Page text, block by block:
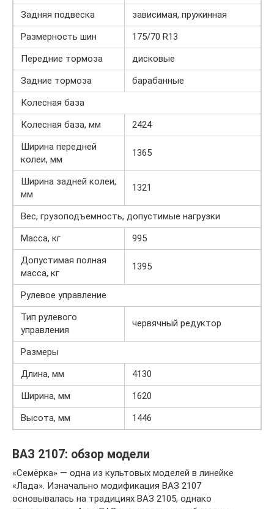
Задняя подвеска
зависимая, пружинная
Размерность шин
175/70 R13
Передние тормоза
дисковые
Задние тормоза
барабанные
Колесная база
Колесная база, мм
2424
Ширина передней
колеи, мм
1365
Ширина задней колеи,
мм
1321
Вес, грузоподъемность, допустимые нагрузки
Масса, кг
995
Допустимая полная
масса, кг
1395
Рулевое управление
Тип рулевого
управления
червячный редуктор
Размеры
Длина, мм
4130
Ширина, мм
1620
Высота, мм
1446
ВАЗ 2107: обзор модели
«Семёрка» — одна из культовых моделей в линейке
«Лада». Изначально модификация ВАЗ 2107
основывалась на традициях ВАЗ 2105, однако